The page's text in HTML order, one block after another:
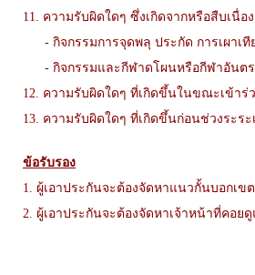
11. ความรับผิดใดๆ ซึ่งเกิดจากหรือสืบเนื่อ
- กิจกรรมการจุดพลุ ประกัด การเผาเที
- กิจกรรมและกีฬาดโผนหรือกีฬาอันตร
12. ความรับผิดใดๆ ที่เกิดขึ้นในขณะเข้า
13. ความรับผิดใดๆ ที่เกิดขึ้นก่อนช่วงระร
ข้อรับรอง
1. ผู้เอาประกันจะต้องจัดหาแนวกั้นบอกเข
2. ผู้เอาประกันจะต้องจัดหาเจ้าหน้าที่คอ